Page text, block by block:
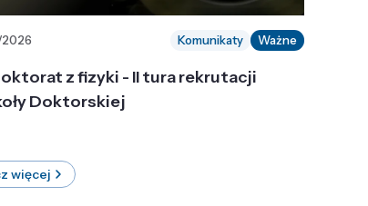
Komunikaty Ważne
z fizyki - II tura rekrutacji
Doktorskiej
więcej